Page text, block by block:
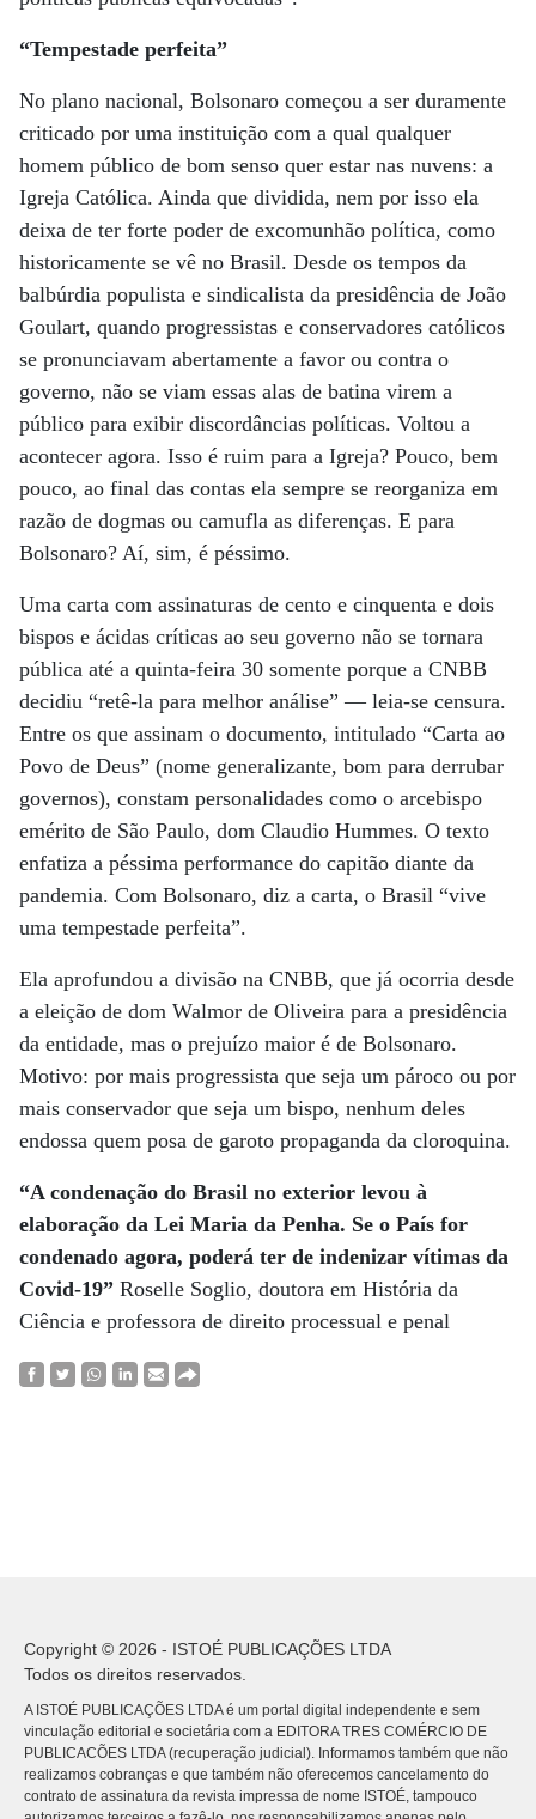
“Tempestade perfeita”
No plano nacional, Bolsonaro começou a ser duramente
criticado por uma instituição com a qual qualquer
homem público de bom senso quer estar nas nuvens: a
Igreja Católica. Ainda que dividida, nem por isso ela
deixa de ter forte poder de excomunhão política, como
historicamente se vê no Brasil. Desde os tempos da
balbúrdia populista e sindicalista da presidência de João
Goulart, quando progressistas e conservadores católicos
se pronunciavam abertamente a favor ou contra o
governo, não se viam essas alas de batina virem a
público para exibir discordâncias políticas. Voltou a
acontecer agora. Isso é ruim para a Igreja? Pouco, bem
pouco, ao final das contas ela sempre se reorganiza em
razão de dogmas ou camufla as diferenças. E para
Bolsonaro? Aí, sim, é péssimo.
Uma carta com assinaturas de cento e cinquenta e dois
bispos e ácidas críticas ao seu governo não se tornara
pública até a quinta-feira 30 somente porque a CNBB
decidiu “retê-la para melhor análise” — leia-se censura.
Entre os que assinam o documento, intitulado “Carta ao
Povo de Deus” (nome generalizante, bom para derrubar
governos), constam personalidades como o arcebispo
emérito de São Paulo, dom Claudio Hummes. O texto
enfatiza a péssima performance do capitão diante da
pandemia. Com Bolsonaro, diz a carta, o Brasil “vive
uma tempestade perfeita”.
Ela aprofundou a divisão na CNBB, que já ocorria desde
a eleição de dom Walmor de Oliveira para a presidência
da entidade, mas o prejuízo maior é de Bolsonaro.
Motivo: por mais progressista que seja um pároco ou por
mais conservador que seja um bispo, nenhum deles
endossa quem posa de garoto propaganda da cloroquina.
“A condenação do Brasil no exterior levou à
elaboração da Lei Maria da Penha. Se o País for
condenado agora, poderá ter de indenizar vítimas da
Covid-19” Roselle Soglio, doutora em História da
Ciência e professora de direito processual e penal
Copyright © 2026 - ISTOÉ PUBLICAÇÕES LTDA
Todos os direitos reservados.
A ISTOÉ PUBLICAÇÕES LTDA é um portal digital independente e sem
vinculação editorial e societária com a EDITORA TRES COMÉRCIO DE
PUBLICACÕES LTDA (recuperação judicial). Informamos também que não
realizamos cobranças e que também não oferecemos cancelamento do
contrato de assinatura da revista impressa de nome ISTOÉ, tampouco